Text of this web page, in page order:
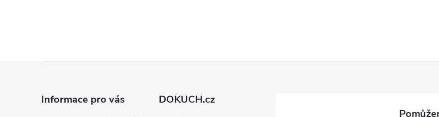
á
Informace pro vás DOKUCH.cz